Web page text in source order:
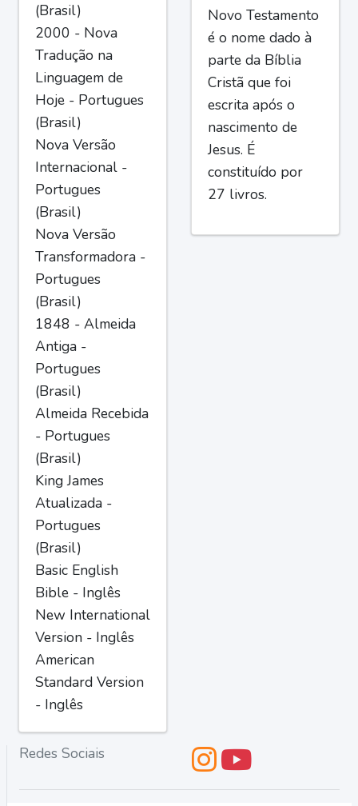
(Brasil)
2000 - Nova
Tradução na
Linguagem de
Hoje - Portugues
(Brasil)
Nova Versão
Internacional -
Portugues
(Brasil)
Nova Versão
Transformadora -
Portugues
(Brasil)
1848 - Almeida
Antiga -
Portugues
(Brasil)
Almeida Recebida
- Portugues
(Brasil)
King James
Atualizada -
Portugues
(Brasil)
Basic English
Bible - Inglês
New International
Version - Inglês
American
Standard Version
- Inglês
Novo Testamento
é o nome dado à
parte da Bíblia
Cristã que foi
escrita após o
nascimento de
Jesus. É
constituído por
27 livros.
Redes Sociais